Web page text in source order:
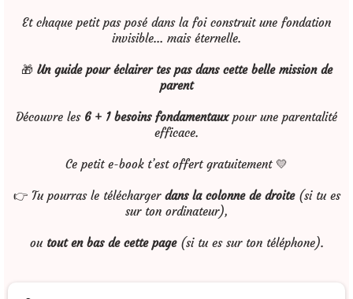
Et chaque petit pas posé dans la foi construit une fondation
invisible… mais éternelle.
🎁 Un guide pour éclairer tes pas dans cette belle mission de
parent
Découvre les 6 + 1 besoins fondamentauxpour une parentalité
efficace.
Ce petit e-book t’est offert gratuitement 💛
👉 Tu pourras le télécharger dans la colonne de droite(si tu es
sur ton ordinateur),
ou tout en bas de cette page(si tu es sur ton téléphone).